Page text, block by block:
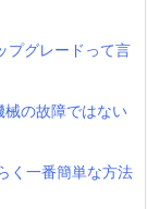
プグレードって言
の故障ではない
く一番簡単な方法